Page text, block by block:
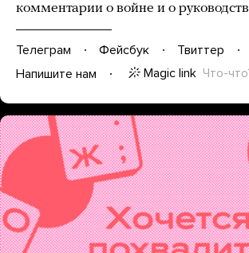
комментарии о войне и о
Телеграм Фейсбук Твиттер
Напишите нам
Magic link Что-